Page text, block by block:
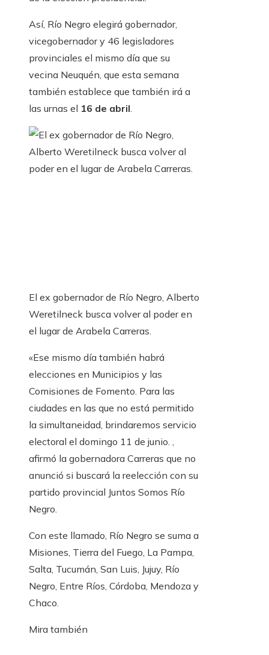
Así, Río Negro elegirá gobernador,
vicegobernador y 46 legisladores
provinciales el mismo día que su
vecina Neuquén, que esta semana
también establece que también irá a
las urnas el 16 de abril.
El ex gobernador de Río Negro, Alberto
Weretilneck busca volver al poder en
el lugar de Arabela Carreras.
«Ese mismo día también habrá
elecciones en Municipios y las
Comisiones de Fomento. Para las
ciudades en las que no está permitido
la simultaneidad, brindaremos servicio
electoral el domingo 11 de junio. ,
afirmó la gobernadora Carreras que no
anunció si buscará la reelección con su
partido provincial Juntos Somos Río
Negro.
Con este llamado, Río Negro se suma a
Misiones, Tierra del Fuego, La Pampa,
Salta, Tucumán, San Luis, Jujuy, Río
Negro, Entre Ríos, Córdoba, Mendoza y
Chaco.
Mira también